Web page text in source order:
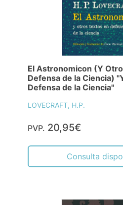
El Astronomicon (Y
Defensa de la Ciencia)
Defensa de la Ciencia"
LOVECRAFT, H.P.
PVP. 20,95€
Consulta